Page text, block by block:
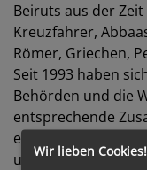
Beiruts aus der
Kreuzfahrer,
Römer, Griechen,
Seit 1993 haben
Behörden und die
entsprechende
ermöglicht
ursprünglich
Wir lieben Cookies!